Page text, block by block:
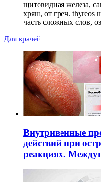
щитовидная железа,
хрящ, от греч. thyreos
часть сложных слов,
Для врачей
Внутривенные
действий при
реакциях.